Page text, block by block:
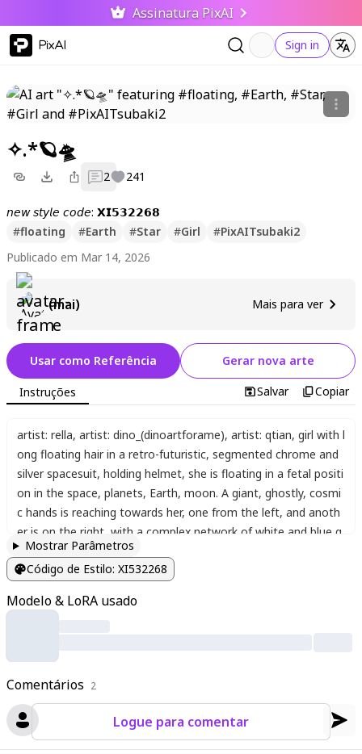
Assinatura PixAI
PixAI Sign in
✧.*🪐🛸
2 241
𝘯𝘦𝘸 𝘴𝘵𝘺𝘭𝘦 𝘤𝘰𝘥𝘦: 𝗫𝗜𝟱𝟯𝟮𝟮𝟲𝟴
#floating #Earth #Star #Girl #PixAITsubaki2
Publicado em Mar 14, 2026
(mai) Mais para ver
Comentários 2
Logue para comentar
Usar como Referência Gerar nova arte
Instruções Salvar Copiar
artist: rella, artist: dino_(dinoartforame), artist: qtian, girl with l
ong floating hair in a retro-futuristic, segmented chrome and
silver spacesuit, holding helmet, she is floating in a fetal positi
on in the space, planets, Earth, moon. A giant, ghostly, cosmi
c hands is reaching towards her, one from the left, and anoth
er is on the right with a complex network of white and blue g
eometric constellation lines with small light particles connecti
ng them and surrounding the figure. The atmosphere is mysti
e chrome textures, a deep blue and black cosmic color palett
clean, illustrative feel
Mostrar Parâmetros
Código de Estilo: XI532268
Modelo & LoRA usado